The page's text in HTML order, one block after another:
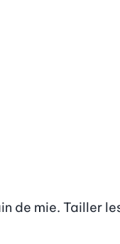
de mie. Tailler